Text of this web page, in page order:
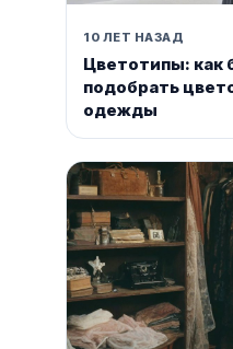
10 ЛЕТ НАЗАД
Цветотипы: как
подобрать
одежды